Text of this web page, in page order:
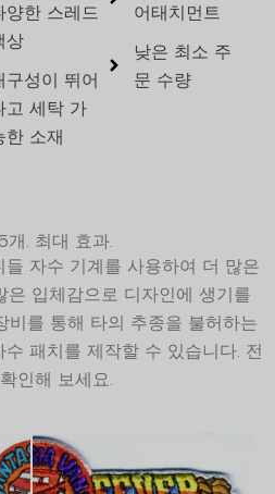
양한 스레드
상
구성이 뛰어
고 세탁 가
한 소재
어태치먼트
낮은 최소 주
문 수량
개. 최대 효과.
자수 기계를 사용하여 더 많은
입체감으로 디자인에 생기를
비를 통해 타의 추종을 불허하는
패치를 제작할 수 있습니다. 전
인해 보세요.